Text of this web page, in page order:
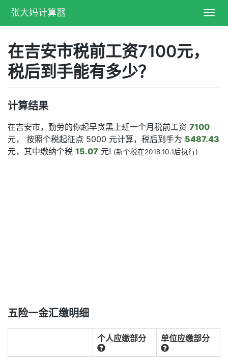
张大妈计算器
在吉安市税前工资7100元，
税后到手能有多少？
计算结果
在吉安市，勤劳的你起早贪黑上班一个月税前工资 7100
元， 按照个税起征点 5000 元计算，税后到手为 5487.43
元，其中缴纳个税 15.07 元! (新个税在2018.10.1后执行)
五险一金汇缴明细
个人应缴部分 单位应缴部分